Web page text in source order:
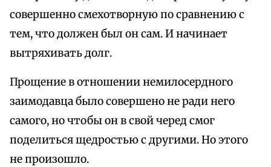
совершенно смехотворную по сравнению с
тем, что должен был он сам. И начинает
вытряхивать долг.
Прощение в отношении немилосердного
заимодавца было совершено не ради него
самого, но чтобы он в свой черед смог
поделиться щедростью с другими. Но этого
не произошло.